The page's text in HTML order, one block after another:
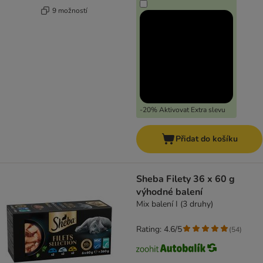
9 možností
-20% Aktivovat Extra slevu
Přidat do košíku
Sheba Filety 36 x 60 g
výhodné balení
Mix balení I (3 druhy)
Rating: 4.6/5 (54)